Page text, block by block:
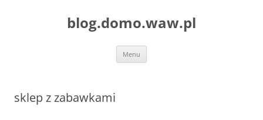
blog.domo.waw.pl
Menu
sklep z zabawkami